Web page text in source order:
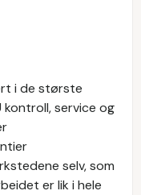
i de største
kontroll, service og
selv, som
er lik i hele